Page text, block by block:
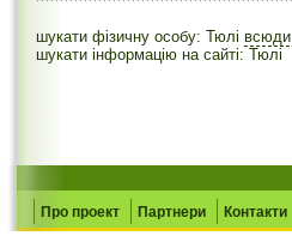
шукати фізичну особу: Тюлі всюди
шукати інформацію на сайті: Тюлі
Про проект Партнери Контакти